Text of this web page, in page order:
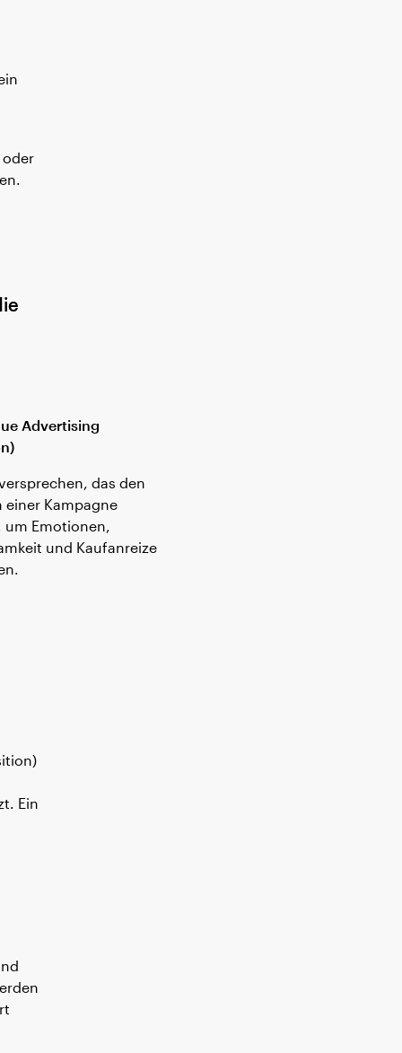
Advertising
das den
einer Kampagne
Emotionen,
und Kaufanreize
Ein